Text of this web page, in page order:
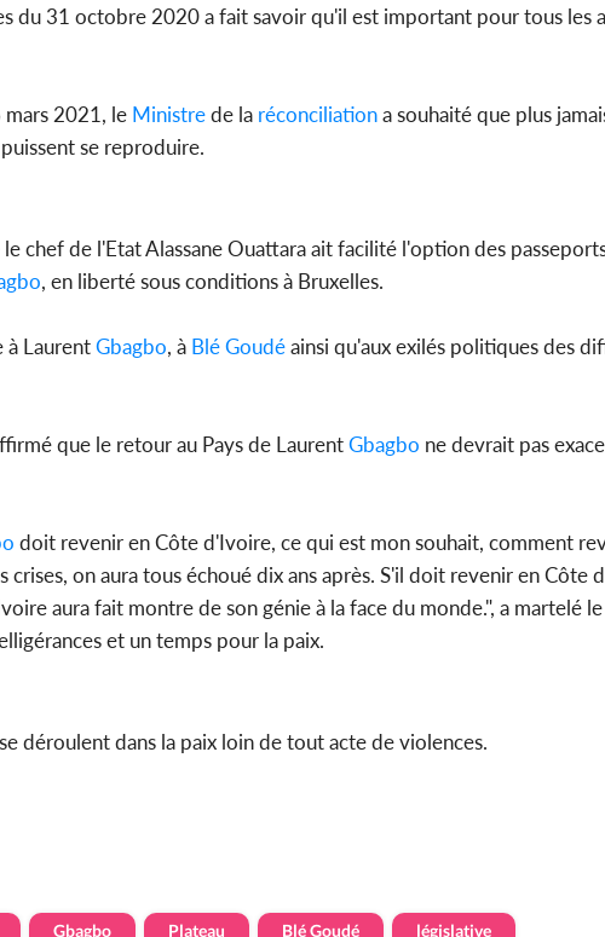
du 31 octobre 2020 a fait savoir qu'il est important pour tous les
mars 2021, le Ministrede la réconciliationa souhaité que plus
se reproduire.
chef de l'Etat Alassane Ouattara ait facilité l'option des
, en liberté sous conditions à Bruxelles.
à LaurentGbagbo, à Blé Goudéainsi qu'aux exilés politiques des
que le retour au Pays de LaurentGbagbo ne devrait pas
doit revenir en Côte d'Ivoire, ce qui est mon souhait, comment
on aura tous échoué dix ans après. S'il doit revenir en Côte
aura fait montre de son génie à la face du monde.", a martelé le
et un temps pour la paix.
déroulent dans la paix loin de tout acte de violences.
Gbagbo Plateau Blé Goudé législative